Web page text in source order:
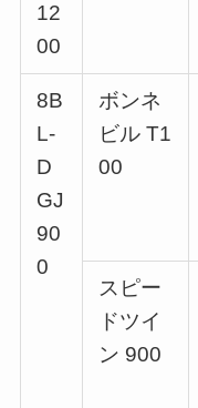
12
00
8B
L-
D
GJ
90
0
ボンネ
ビル T1
00
スピー
ドツイ
ン 900